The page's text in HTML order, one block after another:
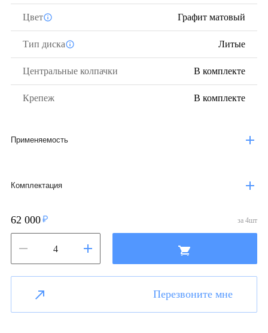
Цвет Графит матовый
Тип диска Литые
Центральные колпачки В комплекте
Крепеж В комплекте
Применяемость
Комплектация
62 000 за 4шт
Перезвоните мне